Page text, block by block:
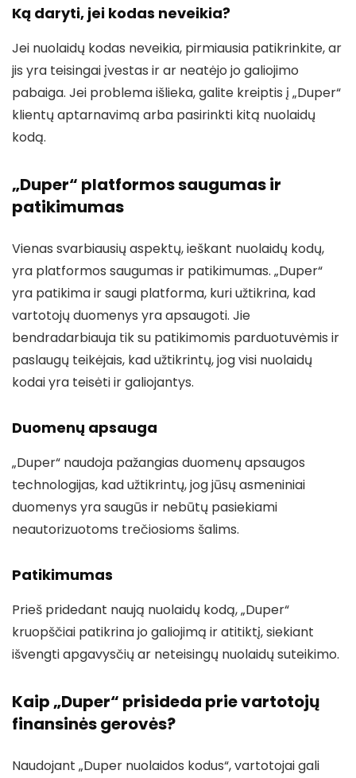
Ką daryti, jei kodas neveikia?
Jei nuolaidų kodas neveikia, pirmiausia patikrinkite, ar
jis yra teisingai įvestas ir ar neatėjo jo galiojimo
pabaiga. Jei problema išlieka, galite kreiptis į „Duper“
klientų aptarnavimą arba pasirinkti kitą nuolaidų
kodą.
„Duper“ platformos saugumas ir
patikimumas
Vienas svarbiausių aspektų, ieškant nuolaidų kodų,
yra platformos saugumas ir patikimumas. „Duper“
yra patikima ir saugi platforma, kuri užtikrina, kad
vartotojų duomenys yra apsaugoti. Jie
bendradarbiauja tik su patikimomis parduotuvėmis ir
paslaugų teikėjais, kad užtikrintų, jog visi nuolaidų
kodai yra teisėti ir galiojantys.
Duomenų apsauga
„Duper“ naudoja pažangias duomenų apsaugos
technologijas, kad užtikrintų, jog jūsų asmeniniai
duomenys yra saugūs ir nebūtų pasiekiami
neautorizuotoms trečiosioms šalims.
Patikimumas
Prieš pridedant naują nuolaidų kodą, „Duper“
kruopščiai patikrina jo galiojimą ir atitiktį, siekiant
išvengti apgavysčių ar neteisingų nuolaidų suteikimo.
Kaip „Duper“ prisideda prie vartotojų
finansinės gerovės?
Naudojant „Duper nuolaidos kodus“, vartotojai gali